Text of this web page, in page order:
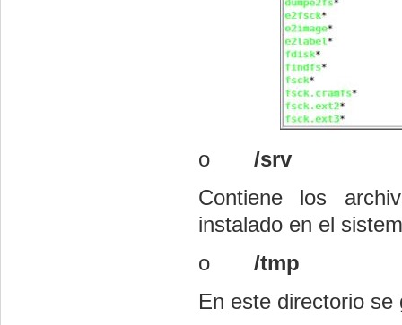
o
/srv
Contiene los
instalado en el
o
/tmp
En este directorio